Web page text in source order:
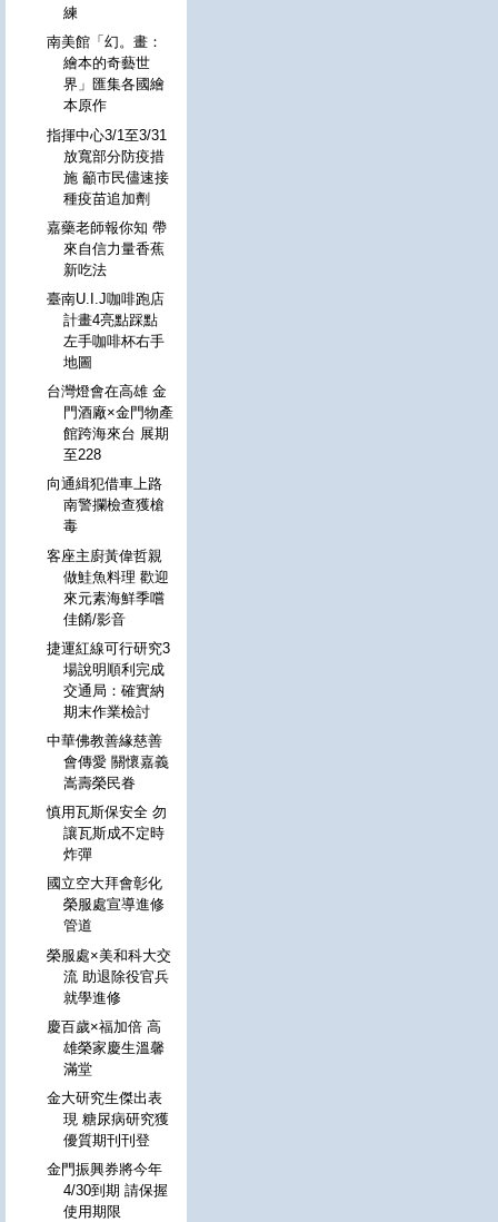
練
南美館「幻。畫：
繪本的奇藝世
界」匯集各國繪
本原作
指揮中心3/1至3/31
放寬部分防疫措
施 籲市民儘速接
種疫苗追加劑
嘉藥老師報你知 帶
來自信力量香蕉
新吃法
臺南U.I.J咖啡跑店
計畫4亮點踩點
左手咖啡杯右手
地圖
台灣燈會在高雄 金
門酒廠×金門物產
館跨海來台 展期
至228
向通緝犯借車上路
南警攔檢查獲槍
毒
客座主廚黃偉哲親
做鮭魚料理 歡迎
來元素海鮮季嚐
佳餚/影音
捷運紅線可行研究3
場說明順利完成
交通局：確實納
期末作業檢討
中華佛教善緣慈善
會傳愛 關懷嘉義
嵩壽榮民眷
慎用瓦斯保安全 勿
讓瓦斯成不定時
炸彈
國立空大拜會彰化
榮服處宣導進修
管道
榮服處×美和科大交
流 助退除役官兵
就學進修
慶百歲×福加倍 高
雄榮家慶生溫馨
滿堂
金大研究生傑出表
現 糖尿病研究獲
優質期刊刊登
金門振興券將今年
4/30到期 請保握
使用期限